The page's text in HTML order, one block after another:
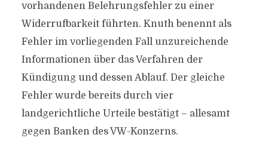
vorhandenen Belehrungsfehler zu einer
Widerrufbarkeit führten. Knuth benennt als
Fehler im vorliegenden Fall unzureichende
Informationen über das Verfahren der
Kündigung und dessen Ablauf. Der gleiche
Fehler wurde bereits durch vier
landgerichtliche Urteile bestätigt – allesamt
gegen Banken des VW-Konzerns.